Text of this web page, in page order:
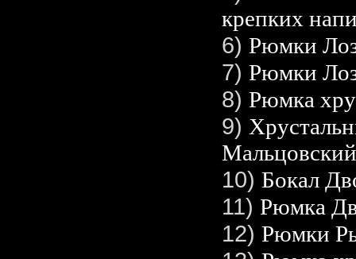
крепких
6) Рюмки
7) Рюмки
8) Рюмка
9)
Мальцовский
10) Бокал
11) Рюмка
12) Рюмки